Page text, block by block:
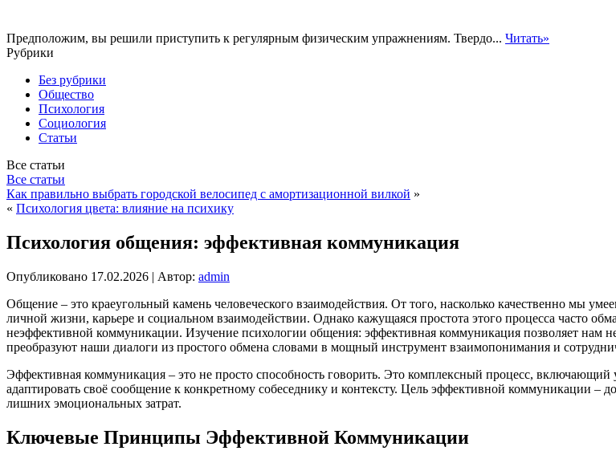
Предположим, вы решили приступить к регулярным физическим упражнениям. Твердо... Читать»
Рубрики
Без рубрики
Общество
Психология
Социология
Статьи
Все статьи
Все статьи
Как правильно выбрать городской велосипед с амортизационной вилкой »
« Психология цвета: влияние на психику
Психология общения: эффективная коммуникация
Опубликовано 17.02.2026 | Автор: admin
Общение – это краеугольный камень человеческого взаимодействия. От того, насколько качественно мы
личной жизни, карьере и социальном взаимодействии. Однако кажущаяся простота этого процесса часто
неэффективной коммуникации. Изучение психологии общения: эффективная коммуникация позволяет нам
преобразуют наши диалоги из простого обмена словами в мощный инструмент взаимопонимания и
Эффективная коммуникация – это не просто способность говорить. Это комплексный процесс,
адаптировать своё сообщение к конкретному собеседнику и контексту. Цель эффективной коммуникации –
лишних эмоциональных затрат.
Ключевые Принципы Эффективной Коммуникации